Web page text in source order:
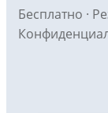
Бесплатно ·